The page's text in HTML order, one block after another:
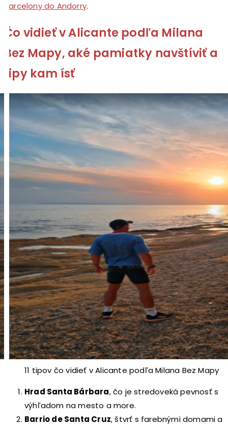
Barcelony do Andorry.
Čo vidieť v Alicante podľa Milana
Bez Mapy, aké pamiatky navštíviť a
tipy kam ísť
11 tipov čo vidieť v Alicante podľa Milana Bez Mapy
Hrad Santa Bárbara, čo je stredoveká pevnosť s
výhľadom na mesto a more.
Barrio de Santa Cruz, štvrť s farebnými domami a